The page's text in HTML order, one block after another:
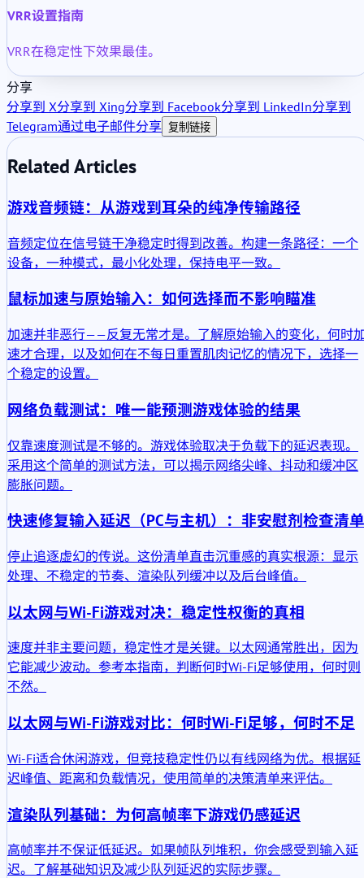
VRR设置指南
VRR在稳定性下效果最佳。
分享
分享到 X分享到 Xing分享到 Facebook分享到 LinkedIn分享到
Telegram通过电子邮件分享 复制链接
Related Articles
游戏音频链：从游戏到耳朵的纯净传输路径
音频定位在信号链干净稳定时得到改善。构建一条路径：一个
设备，一种模式，最小化处理，保持电平一致。
鼠标加速与原始输入：如何选择而不影响瞄准
加速并非恶行——反复无常才是。了解原始输入的变化，何时
速才合理，以及如何在不每日重置肌肉记忆的情况下，选择一
个稳定的设置。
网络负载测试：唯一能预测游戏体验的结果
仅靠速度测试是不够的。游戏体验取决于负载下的延迟表现。
采用这个简单的测试方法，可以揭示网络尖峰、抖动和缓冲区
膨胀问题。
快速修复输入延迟（PC与主机）：非安慰剂检查清单
停止追逐虚幻的传说。这份清单直击沉重感的真实根源：显示
处理、不稳定的节奏、渲染队列缓冲以及后台峰值。
以太网与Wi-Fi游戏对决：稳定性权衡的真相
速度并非主要问题，稳定性才是关键。以太网通常胜出，因为
它能减少波动。参考本指南，判断何时Wi-Fi足够使用，何时则
不然。
以太网与Wi-Fi游戏对比：何时Wi-Fi足够，何时不足
Wi-Fi适合休闲游戏，但竞技稳定性仍以有线网络为优。根据延
迟峰值、距离和负载情况，使用简单的决策清单来评估。
渲染队列基础：为何高帧率下游戏仍感延迟
高帧率并不保证低延迟。如果帧队列堆积，你会感受到输入延
迟。了解基础知识及减少队列延迟的实际步骤。